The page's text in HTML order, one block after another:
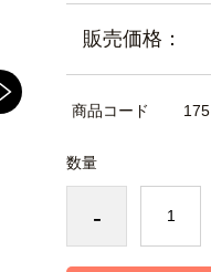
販売価格：
商品コード 175
数量
-